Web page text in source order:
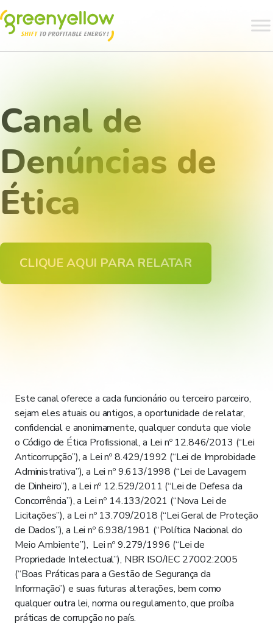
Canal de
Denúncias de
Ética
CLIQUE AQUI PARA RELATAR
Este canal oferece a cada funcionário ou terceiro parceiro,
sejam eles atuais ou antigos, a oportunidade de relatar,
confidencial e anonimamente, qualquer conduta que viole
o Código de Ética Profissional, a Lei nº 12.846/2013 (“Lei
Anticorrupção”), a Lei nº 8.429/1992 (“Lei de Improbidade
Administrativa”), a Lei nº 9.613/1998 (“Lei de Lavagem
de Dinheiro”), a Lei nº 12.529/2011 (“Lei de Defesa da
Concorrência”), a Lei nº 14.133/2021 (“Nova Lei de
Licitações”), a Lei nº 13.709/2018 (“Lei Geral de Proteção
de Dados”), a Lei nº 6.938/1981 (“Política Nacional do
Meio Ambiente”), Lei nº 9.279/1996 (“Lei de
Propriedade Intelectual”), NBR ISO/IEC 27002:2005
(“Boas Práticas para a Gestão de Segurança da
Informação”) e suas futuras alterações, bem como
qualquer outra lei, norma ou regulamento, que proíba
práticas de corrupção no país.